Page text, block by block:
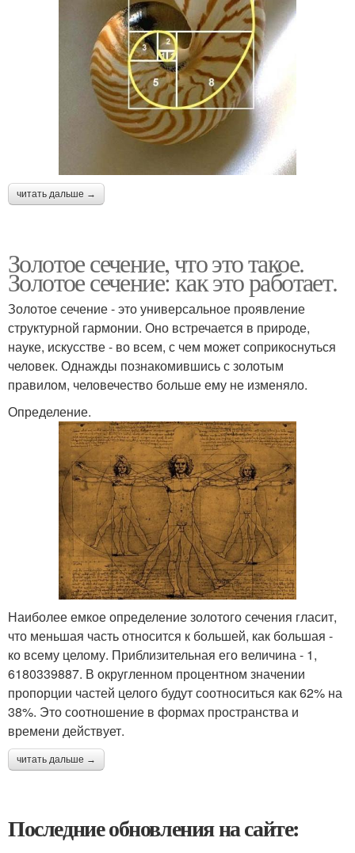
читать дальше →
Золотое сечение, что это такое.
Золотое сечение: как это работает.
Золотое сечение - это универсальное проявление
структурной гармонии. Оно встречается в природе,
науке, искусстве - во всем, с чем может соприкоснуться
человек. Однажды познакомившись с золотым
правилом, человечество больше ему не изменяло.
Определение.
Наиболее емкое определение золотого сечения гласит,
что меньшая часть относится к большей, как большая -
ко всему целому. Приблизительная его величина - 1,
6180339887. В округленном процентном значении
пропорции частей целого будут соотноситься как 62% на
38%. Это соотношение в формах пространства и
времени действует.
читать дальше →
Последние обновления на сайте: